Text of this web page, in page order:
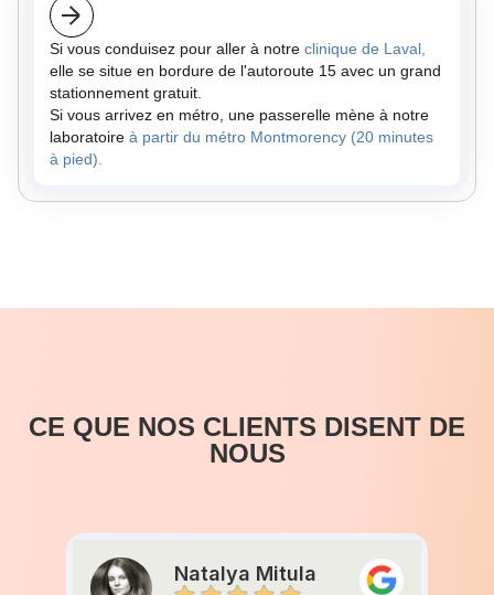
Si vous conduisez pour aller à notre clinique de Laval,
elle se situe en bordure de l'autoroute 15 avec un grand
stationnement gratuit.
Si vous arrivez en métro, une passerelle mène à notre
laboratoire à partir du métro Montmorency (20 minutes
à pied).
CE QUE NOS CLIENTS DISENT DE
NOUS
Natalya Mitula